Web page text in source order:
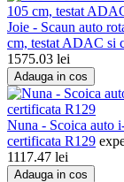
Joie - Scaun auto
cm, testat ADAC si
1575.03 lei
Adauga in cos
Nuna - Scoica auto
certificata R129
1117.47 lei
Adauga in cos